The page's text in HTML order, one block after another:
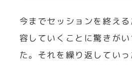
今までセッションを終え
容していくことに驚きが
た。それを繰り返してい